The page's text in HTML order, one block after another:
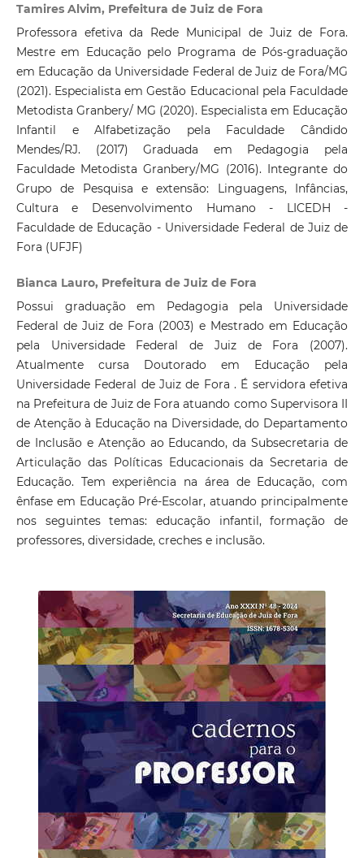
Tamires Alvim, Prefeitura de Juiz de Fora
Professora efetiva da Rede Municipal de Juiz de Fora.
Mestre em Educação pelo Programa de Pós-graduação
em Educação da Universidade Federal de Juiz de Fora/MG
(2021). Especialista em Gestão Educacional pela Faculdade
Metodista Granbery/ MG (2020). Especialista em Educação
Infantil e Alfabetização pela Faculdade Cândido
Mendes/RJ. (2017) Graduada em Pedagogia pela
Faculdade Metodista Granbery/MG (2016). Integrante do
Grupo de Pesquisa e extensão: Linguagens, Infâncias,
Cultura e Desenvolvimento Humano - LICEDH -
Faculdade de Educação - Universidade Federal de Juiz de
Fora (UFJF)
Bianca Lauro, Prefeitura de Juiz de Fora
Possui graduação em Pedagogia pela Universidade
Federal de Juiz de Fora (2003) e Mestrado em Educação
pela Universidade Federal de Juiz de Fora (2007).
Atualmente cursa Doutorado em Educação pela
Universidade Federal de Juiz de Fora . É servidora efetiva
na Prefeitura de Juiz de Fora atuando como Supervisora II
de Atenção à Educação na Diversidade, do Departamento
de Inclusão e Atenção ao Educando, da Subsecretaria de
Articulação das Políticas Educacionais da Secretaria de
Educação. Tem experiência na área de Educação, com
ênfase em Educação Pré-Escolar, atuando principalmente
nos seguintes temas: educação infantil, formação de
professores, diversidade, creches e inclusão.